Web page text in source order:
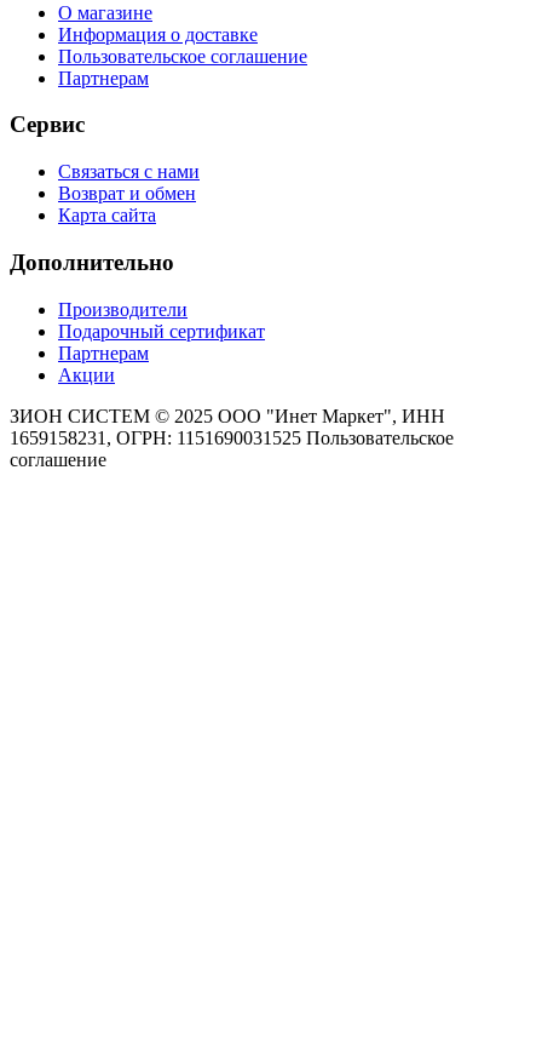
О магазине
Информация о доставке
Пользовательское соглашение
Партнерам
Сервис
Связаться с нами
Возврат и обмен
Карта сайта
Дополнительно
Производители
Подарочный сертификат
Партнерам
Акции
ЗИОН СИСТЕМ © 2025 ООО "Инет Маркет", ИНН
1659158231, ОГРН: 1151690031525 Пользовательское
соглашение